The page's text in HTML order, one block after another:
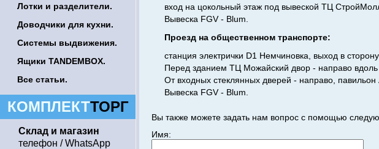
Лотки и разделители.
Доводчики для кухни.
Системы выдвижения.
Ящики TANDEMBOX.
Все статьи.
КОМПЛЕКТТОРГ
Склад и магазин
телефон / WhatsApp
вход на цокольный этаж под вывеской ТЦ
Вывеска FGV - Blum.
Проезд на общественном транспорте:
станция электрички D1 Немчиновка, выход в
Перед зданием ТЦ Можайский двор - направо
От входных стеклянных дверей - направо, павильон
Вывеска FGV - Blum.
Вы также можете задать нам вопрос с помощью
Имя: